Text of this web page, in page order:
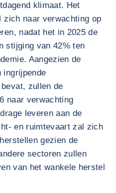
klimaat. Het
naar verwachting op
nadat het in 2025 de
stijging van 42% ten
Aangezien de
ingrijpende
zullen de
naar verwachting
leveren aan de
en ruimtevaart zal zich
gezien de
sectoren zullen
van het wankele herstel